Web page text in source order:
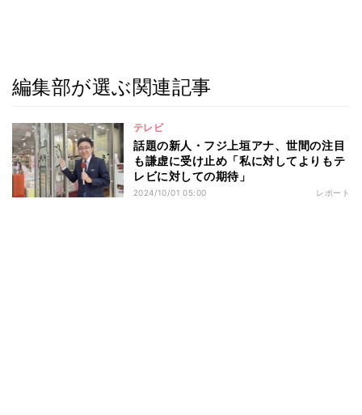
編集部が選ぶ関連記事
テレビ
話題の新人・フジ上垣アナ、世間の注目
も謙虚に受け止め「私に対してよりもテ
レビに対しての期待」
2024/10/01 05:00 レポート